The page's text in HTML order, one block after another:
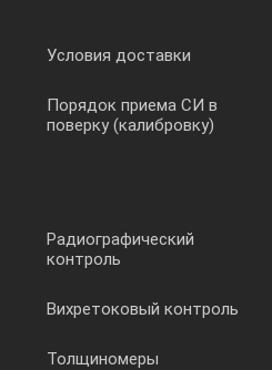
Условия доставки
Порядок приема СИ в
поверку (калибровку)
Радиографический
контроль
Вихретоковый контроль
Толщиномеры